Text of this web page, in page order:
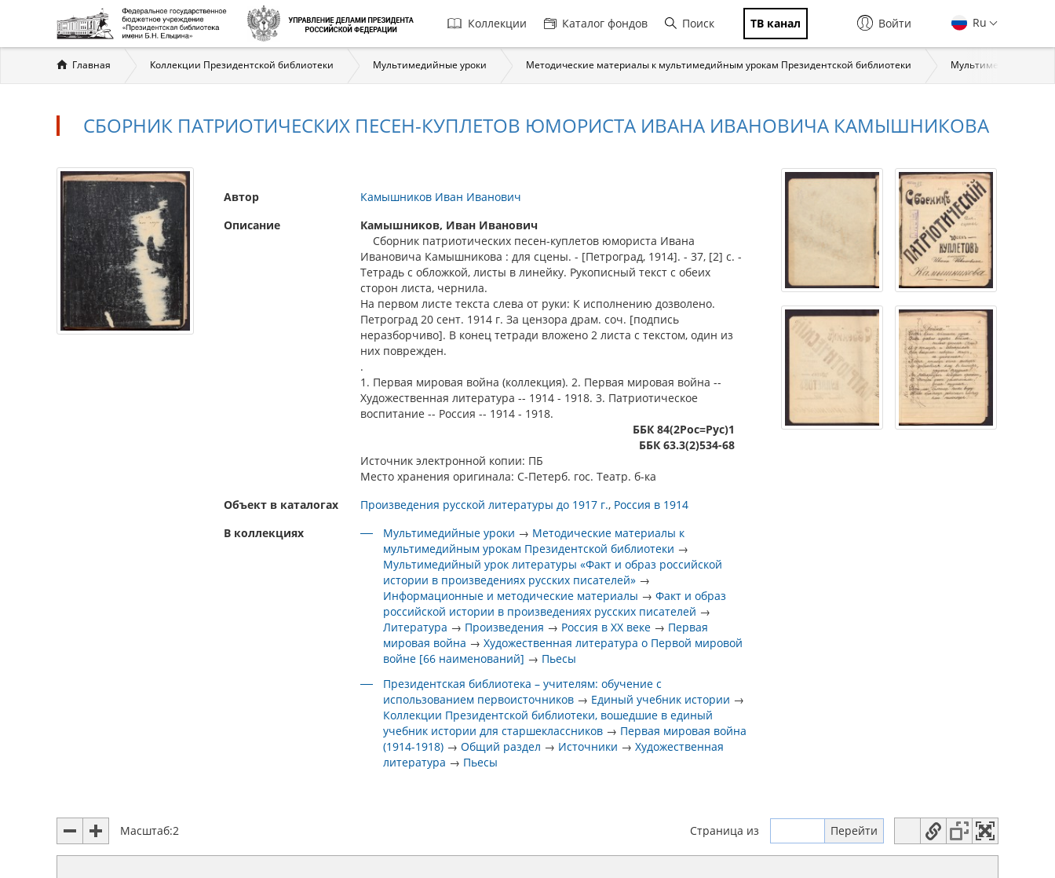
Главная
навигация
Коллекции Каталог фондов Поиск ТВ канал Ru
Войти
Вы
здесь
Главная Коллекции Президентской библиотеки Мультимедийные уроки Методические материалы к мультимедийным урокам Президентской библиотеки Мультимедийный
СБОРНИК ПАТРИОТИЧЕСКИХ ПЕСЕН-КУПЛЕТОВ ЮМОРИСТА ИВАНА ИВАНОВИЧА КАМЫШНИКОВА
Автор
Камышников Иван Иванович
Описание
Камышников, Иван Иванович
Сборник патриотических песен-куплетов юмориста Ивана
Ивановича Камышникова : для сцены. - [Петроград, 1914]. - 37, [2] с. -
Тетрадь с обложкой, листы в линейку. Рукописный текст с обеих
сторон листа, чернила.
На первом листе текста слева от руки: К исполнению дозволено.
Петроград 20 сент. 1914 г. За цензора драм. соч. [подпись
неразборчиво]. В конец тетради вложено 2 листа с текстом, один из
них поврежден.
.
1. Первая мировая война (коллекция). 2. Первая мировая война --
Художественная литература -- 1914 - 1918. 3. Патриотическое
воспитание -- Россия -- 1914 - 1918.
ББК 84(2Рос=Рус)1
ББК 63.3(2)534-68
Источник электронной копии: ПБ
Место хранения оригинала: С-Петерб. гос. Театр. б-ка
Объект в каталогах
Произведения русской литературы до 1917 г. Россия в 1914
В коллекциях
Мультимедийные уроки → Методические материалы к
мультимедийным урокам Президентской библиотеки →
Мультимедийный урок литературы «Факт и образ российской
истории в произведениях русских писателей» →
Информационные и методические материалы →Факт и образ
российской истории в произведениях русских писателей →
Литература → Произведения → Россия в XX веке → Первая
мировая война →Художественная литература о Первой мировой
войне [66 наименований] → Пьесы
Президентская библиотека – учителям: обучение с
использованием первоисточников → Единый учебник истории →
Коллекции Президентской библиотеки, вошедшие в единый
учебник истории для старшеклассников → Первая мировая война
(1914-1918) →Общий раздел → Источники →Художественная
литература → Пьесы
Масштаб:2 Страница из